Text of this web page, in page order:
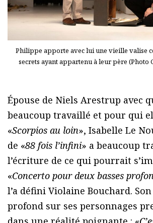
Philippe apporte avec lui une vieille valise
secrets ayant appartenu à leur père (Photo
Épouse de Niels Arestrup avec
beaucoup travaillé et pour qui
«Scorpios au loin», Isabelle Le
de «88 fois l’infini» a beaucoup
l’écriture de ce qui pourrait
«Concerto pour deux basses
l’a défini Violaine Bouchard.
profond sur ses personnages